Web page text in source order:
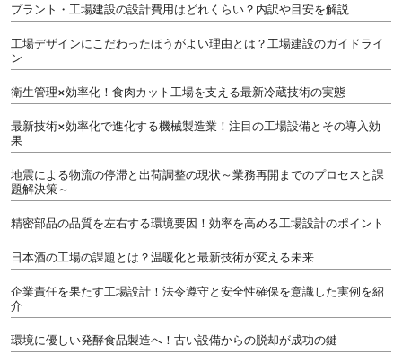
プラント・工場建設の設計費用はどれくらい？内訳や目安を解説
工場デザインにこだわったほうがよい理由とは？工場建設のガイドライ
ン
衛生管理×効率化！食肉カット工場を支える最新冷蔵技術の実態
最新技術×効率化で進化する機械製造業！注目の工場設備とその導入効
果
地震による物流の停滞と出荷調整の現状～業務再開までのプロセスと課
題解決策～
精密部品の品質を左右する環境要因！効率を高める工場設計のポイント
日本酒の工場の課題とは？温暖化と最新技術が変える未来
企業責任を果たす工場設計！法令遵守と安全性確保を意識した実例を紹
介
環境に優しい発酵食品製造へ！古い設備からの脱却が成功の鍵